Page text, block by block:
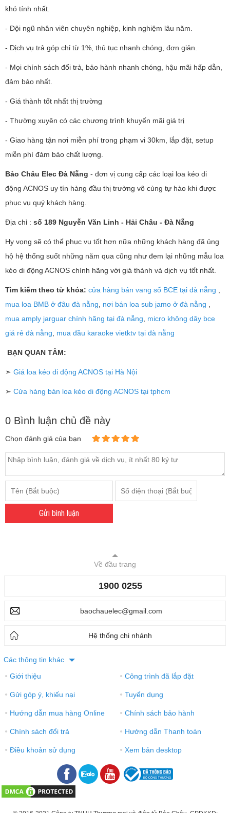
khó tính nhất.
- Đội ngũ nhân viên chuyên nghiệp, kinh nghiệm lâu năm.
- Dịch vụ trả góp chỉ từ 1%, thủ tục nhanh chóng, đơn giản.
- Mọi chính sách đổi trả, bảo hành nhanh chóng, hậu mãi hấp dẫn,
đảm bảo nhất.
- Giá thành tốt nhất thị trường
- Thường xuyên có các chương trình khuyến mãi giá trị
- Giao hàng tận nơi miễn phí trong phạm vi 30km, lắp đặt, setup
miễn phí đảm bảo chất lượng.
Bảo Châu Elec Đà Nẵng - đơn vị cung cấp các loại loa kéo di
động ACNOS uy tín hàng đầu thị trường vô cùng tự hào khi được
phục vụ quý khách hàng.
Địa chỉ : số 189 Nguyễn Văn Linh - Hải Châu - Đà Nẵng
Hy vọng sẽ có thể phục vụ tốt hơn nữa những khách hàng đã ủng
hộ hệ thống suốt những năm qua cũng như đem lại những mẫu loa
kéo di động ACNOS chính hãng với giá thành và dịch vụ tốt nhất.
Tìm kiếm theo từ khóa: cửa hàng bán vang số BCE tại đà nẵng
mua loa BMB ở đâu đà nẵng
nơi bán loa sub jamo ở đà nẵng
mua amply jarguar chính hãng tại đà nẵng
micro không dây bce
giá rẻ đà nẵng
mua đầu karaoke vietktv tại đà nẵng
BẠN QUAN TÂM:
➣ Giá loa kéo di động ACNOS tại Hà Nội
➣ Cửa hàng bán loa kéo di động ACNOS tại tphcm
0 Bình luận chủ đề này
Chọn đánh giá của bạn
Gửi bình luận
Về đầu trang
1900 0255
baochauelec@gmail.com
Hệ thống chi nhánh
Các thông tin khác
● Giới thiệu ● Công trình đã lắp đặt
● Gửi góp ý, khiếu nại ● Tuyển dụng
● Hướng dẫn mua hàng Online ● Chính sách bảo hành
● Chính sách đổi trả ● Hướng dẫn Thanh toán
● Điều khoản sử dụng ● Xem bản desktop